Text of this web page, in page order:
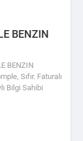
BENZIN
BENZIN
Sıfır. Faturalı
Bilgi Sahibi